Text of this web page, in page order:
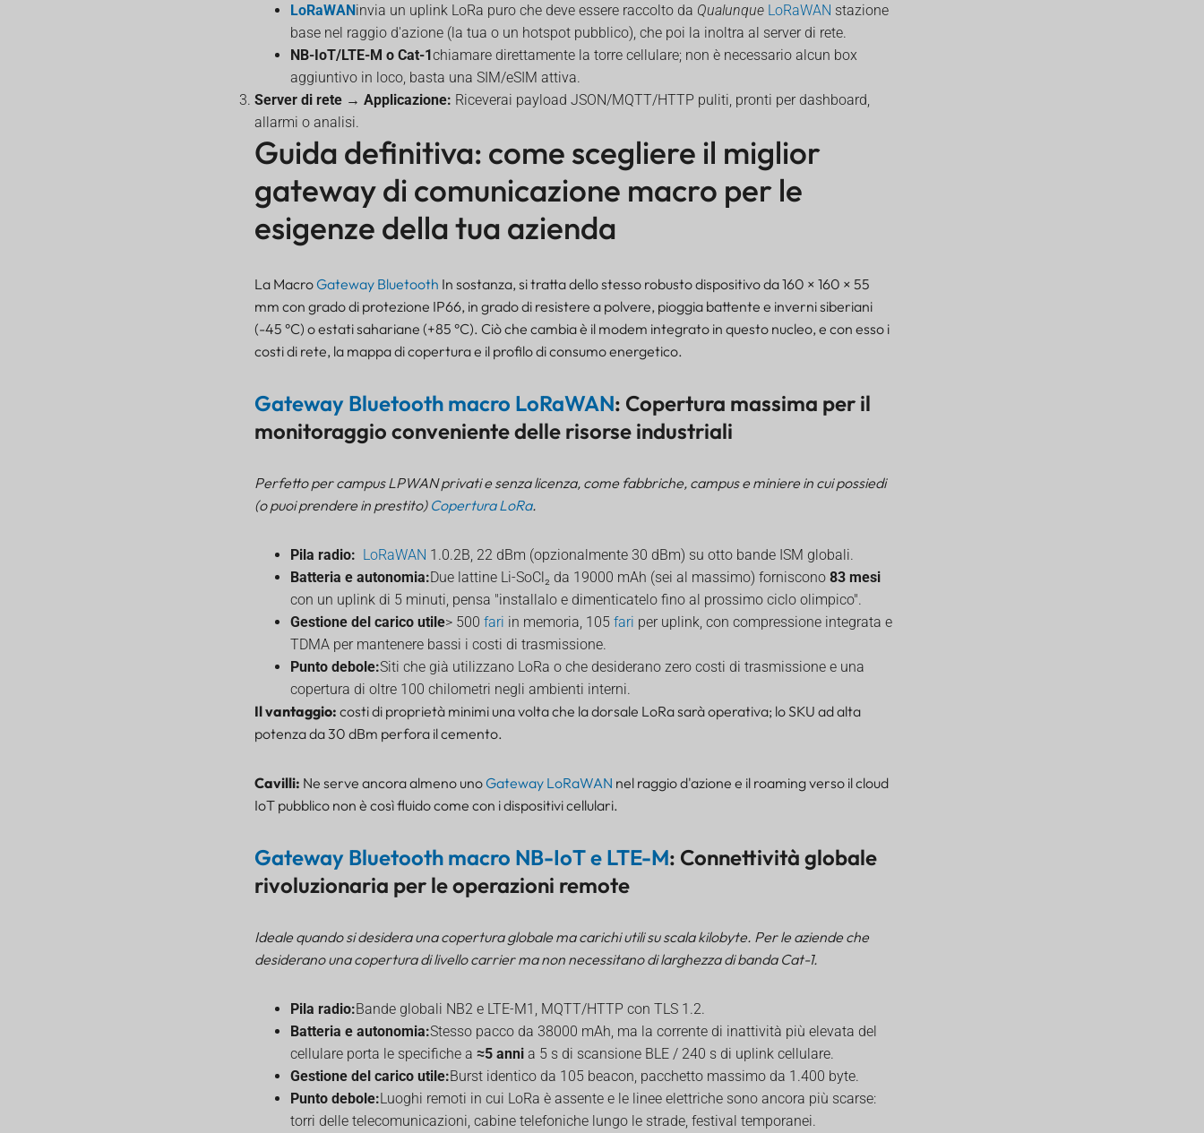
LoRaWANinvia un uplink LoRa puro che deve essere raccolto da Qualunque LoRaWAN stazione
base nel raggio d'azione (la tua o un hotspot pubblico), che poi la inoltra al server di rete.
NB-IoT/LTE-M o Cat-1chiamare direttamente la torre cellulare; non è necessario alcun box
aggiuntivo in loco, basta una SIM/eSIM attiva.
Server di rete → Applicazione: Riceverai payload JSON/MQTT/HTTP puliti, pronti per dashboard,
allarmi o analisi.
Guida definitiva: come scegliere il miglior
gateway di comunicazione macro per le
esigenze della tua azienda
La MacroGateway Bluetooth In sostanza, si tratta dello stesso robusto dispositivo da 160 × 160 × 55
mm con grado di protezione IP66, in grado di resistere a polvere, pioggia battente e inverni siberiani
(-45 °C) o estati sahariane (+85 °C). Ciò che cambia è il modem integrato in questo nucleo, e con esso i
costi di rete, la mappa di copertura e il profilo di consumo energetico.
Gateway Bluetooth macro LoRaWAN: Copertura massima per il
monitoraggio conveniente delle risorse industriali
Perfetto per campus LPWAN privati e senza licenza, come fabbriche, campus e miniere in cui possiedi
(o puoi prendere in prestito) Copertura LoRa.
Pila radio: LoRaWAN 1.0.2B, 22 dBm (opzionalmente 30 dBm) su otto bande ISM globali.
Batteria e autonomia:Due lattine Li-SoCl₂ da 19000 mAh (sei al massimo) forniscono 83 mesi
con un uplink di 5 minuti, pensa "installalo e dimenticatelo fino al prossimo ciclo olimpico".
Gestione del carico utile> 500 fari in memoria, 105 fari per uplink, con compressione integrata e
TDMA per mantenere bassi i costi di trasmissione.
Punto debole:Siti che già utilizzano LoRa o che desiderano zero costi di trasmissione e una
copertura di oltre 100 chilometri negli ambienti interni.
Il vantaggio: costi di proprietà minimi una volta che la dorsale LoRa sarà operativa; lo SKU ad alta
potenza da 30 dBm perfora il cemento.
Cavilli: Ne serve ancora almeno unoGateway LoRaWAN nel raggio d'azione e il roaming verso il cloud
IoT pubblico non è così fluido come con i dispositivi cellulari.
Gateway Bluetooth macro NB-IoT e LTE-M: Connettività globale
rivoluzionaria per le operazioni remote
Ideale quando si desidera una copertura globale ma carichi utili su scala kilobyte. Per le aziende che
desiderano una copertura di livello carrier ma non necessitano di larghezza di banda Cat-1.
Pila radio:Bande globali NB2 e LTE-M1, MQTT/HTTP con TLS 1.2.
Batteria e autonomia:Stesso pacco da 38000 mAh, ma la corrente di inattività più elevata del
cellulare porta le specifiche a ≈5 annia 5 s di scansione BLE / 240 s di uplink cellulare.
Gestione del carico utile:Burst identico da 105 beacon, pacchetto massimo da 1.400 byte.
Punto debole:Luoghi remoti in cui LoRa è assente e le linee elettriche sono ancora più scarse:
torri delle telecomunicazioni, cabine telefoniche lungo le strade, festival temporanei.